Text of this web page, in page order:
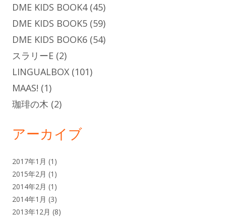
DME KIDS BOOK4(45)
DME KIDS BOOK5 (59)
DME KIDS BOOK6 (54)
スラリーE (2)
LINGUALBOX (101)
MAAS! (1)
珈琲の木 (2)
アーカイブ
2017年1月 (1)
2015年2月 (1)
2014年2月 (1)
2014年1月 (3)
2013年12月 (8)